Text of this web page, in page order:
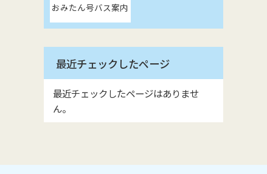
おみたん号バス案内
最近チェックしたページ
最近チェックしたページはありませ
ん。